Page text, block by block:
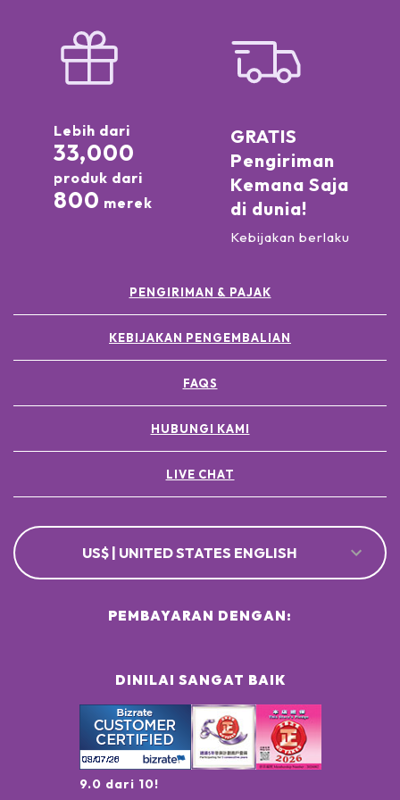
Lebih dari
33,000
produk dari
800 merek
GRATIS
Pengiriman
Kemana Saja
di dunia!
Kebijakan berlaku
PENGIRIMAN & PAJAK
KEBIJAKAN PENGEMBALIAN
FAQS
HUBUNGI KAMI
LIVE CHAT
US$ | UNITED STATES ENGLISH
DINILAI SANGAT BAIK
9.0 dari 10!
PEMBAYARAN DENGAN: